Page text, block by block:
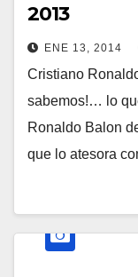
2013
ENE 13, 2014
Cristiano
sabemos!… lo
Ronaldo Balon
que lo atesora